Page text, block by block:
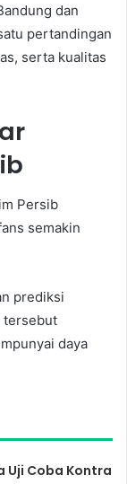
dan
pertandingan
serta kualitas
Persib
semakin
prediksi
tersebut
daya
Uji Coba Kontra